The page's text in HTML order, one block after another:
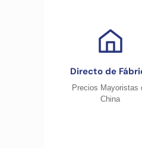
Directo de
Precios Mayoristas
China